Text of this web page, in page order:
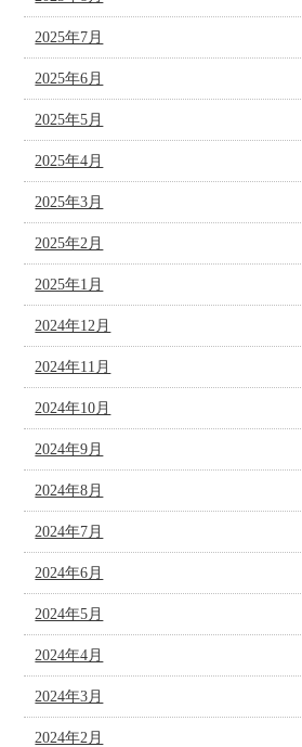
2025年7月
2025年6月
2025年5月
2025年4月
2025年3月
2025年2月
2025年1月
2024年12月
2024年11月
2024年10月
2024年9月
2024年8月
2024年7月
2024年6月
2024年5月
2024年4月
2024年3月
2024年2月